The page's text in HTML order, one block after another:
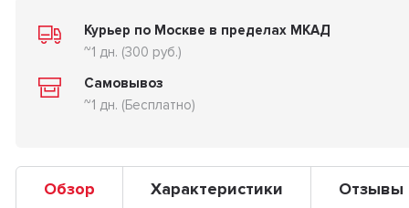
Курьер по Москве в пределах МКАД
~1 дн. (300 руб.)
Самовывоз
~1 дн. (Бесплатно)
Обзор Характеристики Отзывы